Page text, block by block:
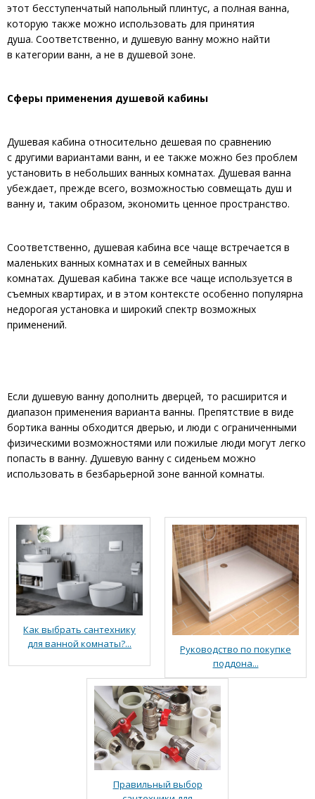
этот бесступенчатый напольный плинтус, а полная ванна,
которую также можно использовать для принятия
душа. Соответственно, и душевую ванну можно найти
в категории ванн, а не в душевой зоне.
Сферы применения душевой кабины
Душевая кабина относительно дешевая по сравнению
с другими вариантами ванн, и ее также можно без проблем
установить в небольших ванных комнатах. Душевая ванна
убеждает, прежде всего, возможностью совмещать душ и
ванну и, таким образом, экономить ценное пространство.
Соответственно, душевая кабина все чаще встречается в
маленьких ванных комнатах и ​​в семейных ванных
комнатах. Душевая кабина также все чаще используется в
съемных квартирах, и в этом контексте особенно популярна
недорогая установка и широкий спектр возможных
применений.
Если душевую ванну дополнить дверцей, то расширится и
диапазон применения варианта ванны. Препятствие в виде
бортика ванны обходится дверью, и люди с ограниченными
физическими возможностями или пожилые люди могут легко
попасть в ванну. Душевую ванну с сиденьем можно
использовать в безбарьерной зоне ванной комнаты.
Как выбрать сантехнику
для ванной комнаты?...
Руководство по покупке
поддона...
Правильный выбор